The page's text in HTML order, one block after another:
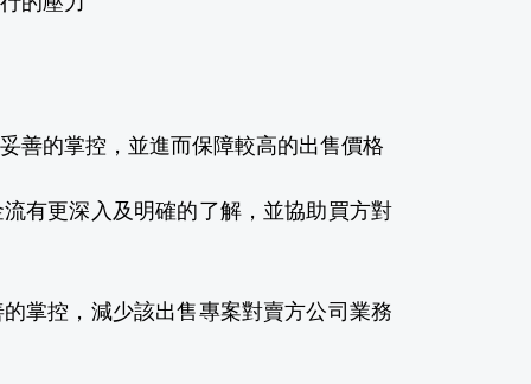
善的掌控，並進而保障較高的出售價格
有更深入及明確的了解，並協助買方對
掌控，減少該出售專案對賣方公司業務